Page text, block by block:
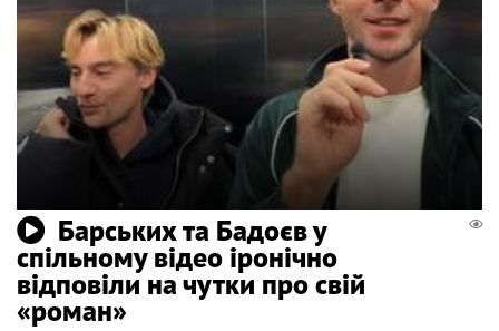
Барських та Бадоєв у
спільному відео іронічно
відповіли на чутки про свій
«роман»